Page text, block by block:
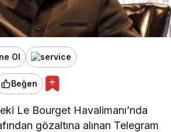
Ol
Beğen
Le Bourget Havalimanı’nda
gözaltına alınan Telegram